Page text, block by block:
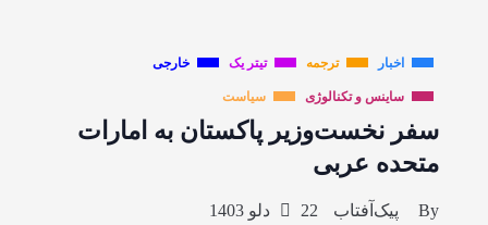
اخبار ترجمه تیتر یک خارجی
ساینس و تکنالوژی سیاست
سفر نخست‌وزیر پاکستان به امارات
متحده عربی
By پیک‌آفتاب 22 دلو 1403